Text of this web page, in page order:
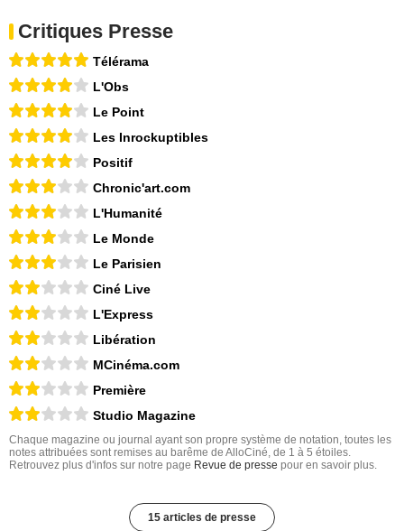
Critiques Presse
Télérama
L'Obs
Le Point
Les Inrockuptibles
Positif
Chronic'art.com
L'Humanité
Le Monde
Le Parisien
Ciné Live
L'Express
Libération
MCinéma.com
Première
Studio Magazine
Chaque magazine ou journal ayant son propre système de notation, toutes les
notes attribuées sont remises au barême de AlloCiné, de 1 à 5 étoiles.
Retrouvez plus d'infos sur notre page Revue de presse pour en savoir plus.
15 articles de presse